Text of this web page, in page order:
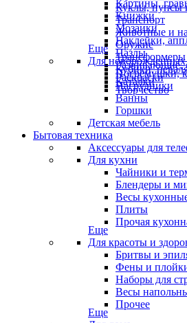
Куклы, пупсы
Транспорт
Животные и
Оружие
Кубики,
Каталки
Картины,
Книжки
Мозаики
Наклейки,
Пазлы
Развивающие,
Раскраски
Творчество
Еще
Для новорожденных
Погремушки,
Нагрудники
Ванны
Горшки
Детская мебель
Бытовая техника
Аксессуары для
Для кухни
Чайники и
Блендеры и
Весы
Плиты
Прочая
Еще
Для красоты и
Бритвы и
Фены и
Наборы для
Весы
Прочее
Еще